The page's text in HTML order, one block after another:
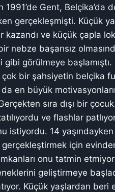
Gent, Belçika’da
gerçekleşmişti. Küçük
kazandı ve küçük çapla
nebze başarısız
görülmeye başlamıştı.
bir şahsiyetin belçika
da en büyük
sıra dışı bir
ve flashlar
istiyordu. 14
için
onu tatmin
geliştirmeye
Küçük yaşlardan